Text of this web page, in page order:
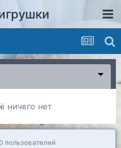
ничего нет
0 пользователей